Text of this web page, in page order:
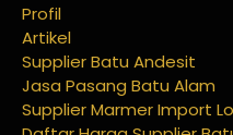
Profil
Artikel
Supplier Batu Andesit
Jasa Pasang Batu Alam
Supplier Marmer Import